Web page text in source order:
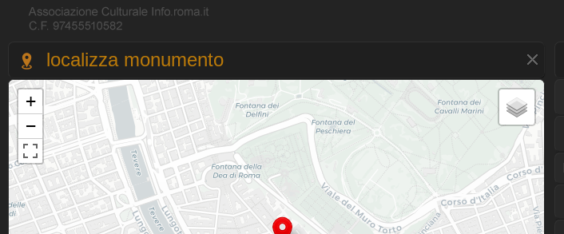
localizza monumento
+
−